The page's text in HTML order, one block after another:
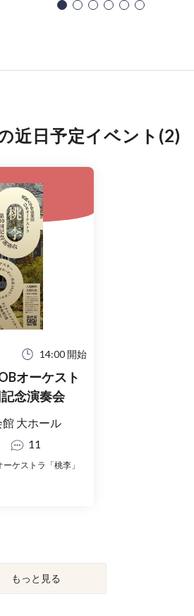
近日予定イベント(2)
14:00 開始
オーケスト
念演奏会
大ホール
11
ケストラ「桃李」
もっと見る